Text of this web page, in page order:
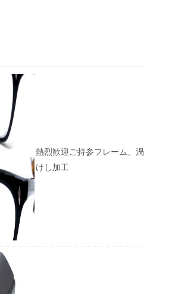
熱烈歓迎ご持参フレーム、渦
けし加工